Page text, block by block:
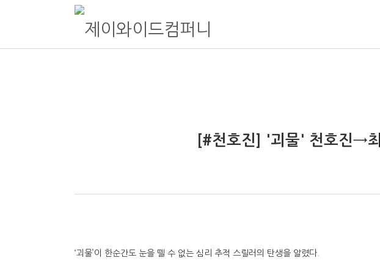
[#천호진] '괴물' 천호진→
‘괴물’이 한순간도 눈을 뗄 수 없는 심리 추적 스릴러의 탄생을 알렸다.